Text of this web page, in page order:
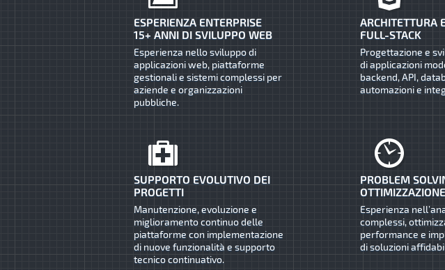
ESPERIENZA ENTERPRISE
15+ ANNI DI SVILUPPO WEB
Esperienza nello sviluppo di
applicazioni web, piattaforme
gestionali e sistemi complessi per
aziende e organizzazioni
pubbliche.
ARCHITETTURA
FULL-STACK
Progettazione e
di applicazioni
backend, API,
automazioni e
SUPPORTO EVOLUTIVO DEI
PROGETTI
Manutenzione, evoluzione e
miglioramento continuo delle
piattaforme con implementazione
di nuove funzionalità e supporto
tecnico continuativo.
PROBLEM
OTTIMIZZAZIONE
Esperienza
complessi,
performance e
di soluzioni